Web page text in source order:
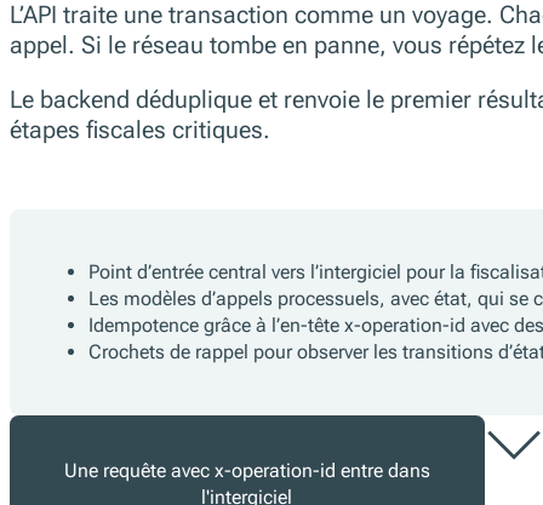
L’API traite une transaction comme un voyage.
appel. Si le réseau tombe en panne, vous répétez
Le backend déduplique et renvoie le premier
étapes fiscales critiques.
Point d’entrée central vers l’intergiciel pour la
Les modèles d’appels processuels, avec état, qui
Idempotence grâce à l’en-tête x-operation-id avec
Crochets de rappel pour observer les transitions
Une requête avec x-operation-id entre dans
l'intergiciel